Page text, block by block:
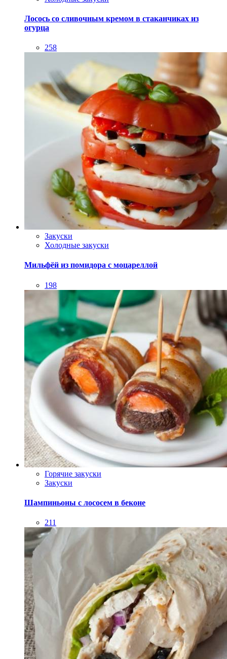
Лосось со сливочным кремом в стаканчиках из
огурца
258
Закуски
Холодные закуски
Мильфёй из помидора с моцареллой
198
Горячие закуски
Закуски
Шампиньоны с лососем в беконе
211